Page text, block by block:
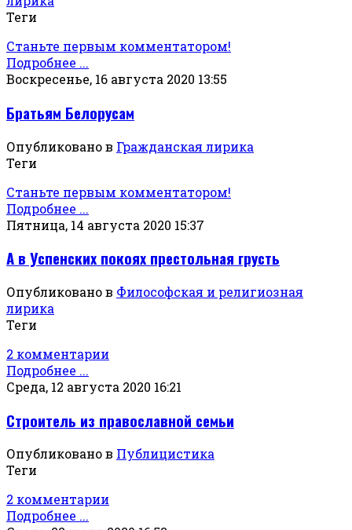
Теги
Станьте первым комментатором!
Подробнее ...
Воскресенье, 16 августа 2020 13:55
Братьям Белорусам
Опубликовано в Гражданская лирика
Теги
Станьте первым комментатором!
Подробнее ...
Пятница, 14 августа 2020 15:37
А в Успенских покоях престольная грусть
Опубликовано в Философская и религиозная
лирика
Теги
2 комментарии
Подробнее ...
Среда, 12 августа 2020 16:21
Строитель из православной семьи
Опубликовано в Публицистика
Теги
2 комментарии
Подробнее ...